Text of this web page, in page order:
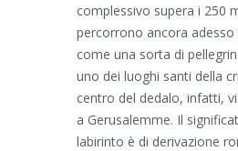
complessivo supera i 250
percorrono ancora adesso
come una sorta di
uno dei luoghi santi della
centro del dedalo, infatti,
a Gerusalemme. Il
labirinto è di derivazione